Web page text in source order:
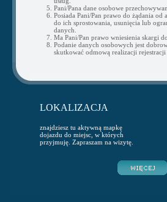
Pani/Pana dane osobowe
Posiada Pani/Pan prawo do żądania
do ich sprostowania, usunięcia lub
danych.
Ma Pani/Pan prawo wniesienia skargi
Podanie danych osobowych jest
skutkować odmową realizacji rejestracji
LOKALIZACJA
znajdziesz tu aktywną mapkę
dojazdu do miejsc, w których
przyjmuję. Zapraszam na wizytę.